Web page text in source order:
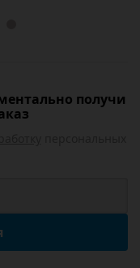
получи